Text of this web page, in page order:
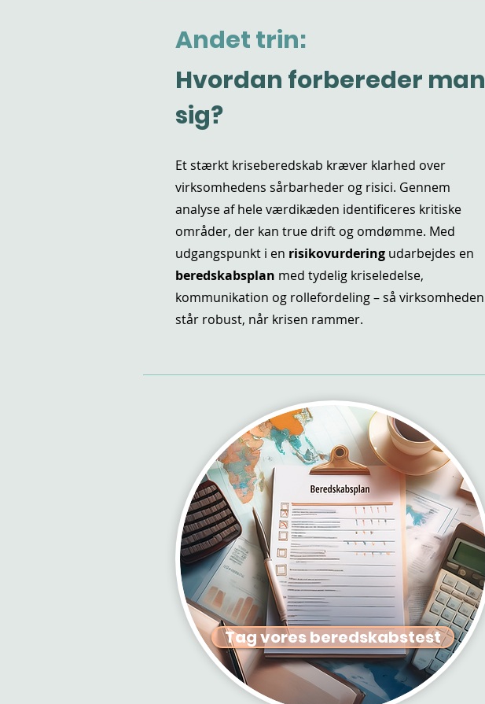
Andet trin:
Hvordan forbereder man
sig?
Et stærkt kriseberedskab kræver klarhed over
virksomhedens sårbarheder og risici. Gennem
analyse af hele værdikæden identificeres kritiske
områder, der kan true drift og omdømme. Med
udgangspunkt i en risikovurdering udarbejdes en
beredskabsplan med tydelig kriseledelse,
kommunikation og rollefordeling – så virksomheden
står robust, når krisen rammer.
Tag vores beredskabstest